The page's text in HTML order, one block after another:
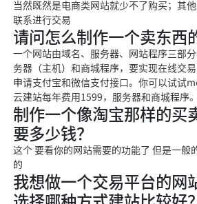
当然既然是电商类网站就少不了购买；其
联系进行交易
请问怎么制作一个卖东西
一个网站由域名、服务器、网站程序三部
务器（主机）和商城程序，要实现在线交
申请支付宝和微信支付接口。你可以试试
云建站每年费用1599，服务器和商城程序。
制作一个像淘宝那样的买
要多少钱？
这个 要看你的网站需要的功能了 但是一般
的
我想做一个交易平台的网